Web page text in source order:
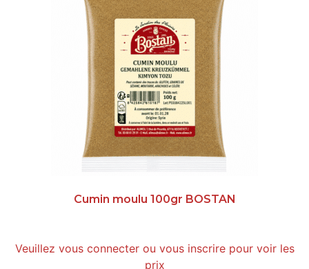
Cumin moulu 100gr BOSTAN
Veuillez vous connecter ou vous inscrire pour voir les
prix